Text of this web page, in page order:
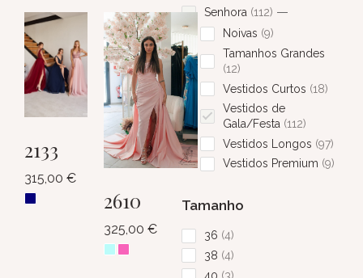
Senhora 112
Noivas 9
Tamanhos Grandes
12
Vestidos Curtos 18
Vestidos de
Gala/Festa 112
Vestidos Longos 97
Vestidos Premium 9
Tamanho
36 4
38 4
40
3
2133
315,00 €
2610
325,00 €